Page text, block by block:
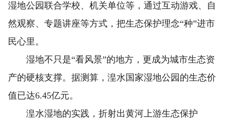
湿地公园联合学校、机关单位等，通过互动游戏、自
然观察、专题讲座等方式，把生态保护理念“种”进市
民心里。
湿地不只是“看风景”的地方，更成为城市生态资
产的硬核支撑。据测算，湟水国家湿地公园的生态价
值已达6.45亿元。
湟水湿地的实践，折射出黄河上游生态保护